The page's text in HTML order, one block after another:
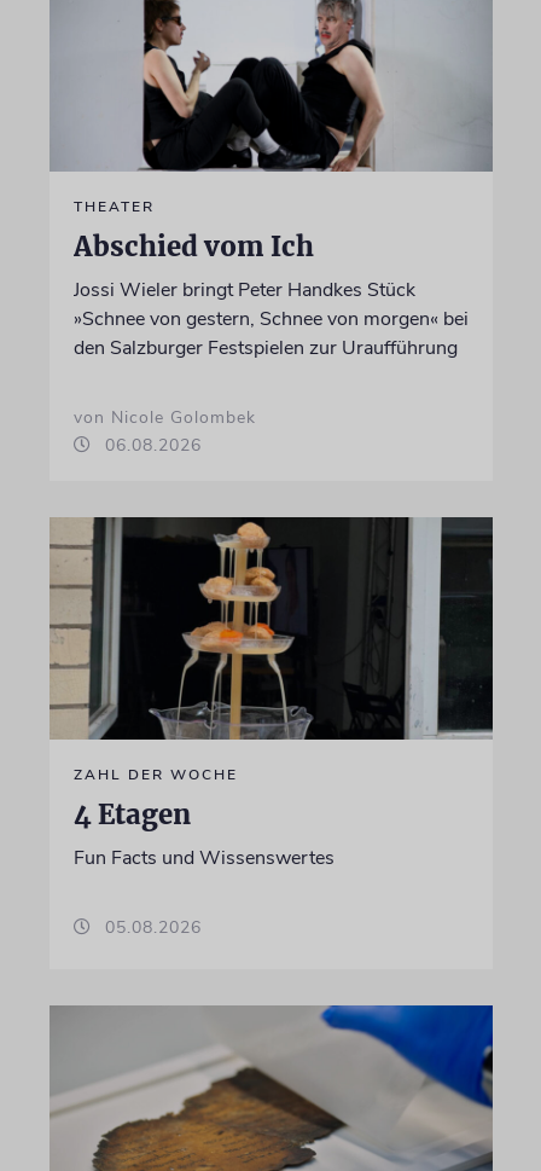
THEATER
Abschied vom Ich
Jossi Wieler bringt Peter Handkes Stück
»Schnee von gestern, Schnee von morgen« bei
den Salzburger Festspielen zur Uraufführung
von Nicole Golombek
06.08.2026
ZAHL DER WOCHE
4 Etagen
Fun Facts und Wissenswertes
05.08.2026